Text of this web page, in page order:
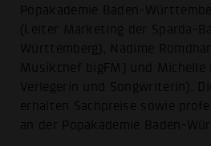
Popakademie Baden-
(Leiter Marketing der Sparda-
Württemberg), Nadime
Musikchef bigFM) und Michelle
Verlegerin und Songwriterin).
erhalten Sachpreise sowie
an der Popakademie Baden-